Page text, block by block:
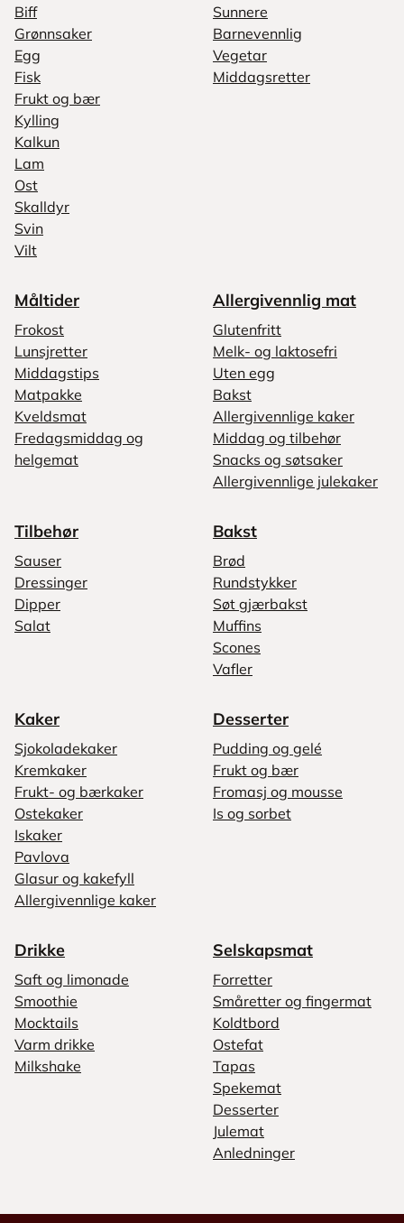
Biff
Grønnsaker
Egg
Fisk
Frukt og bær
Kylling
Kalkun
Lam
Ost
Skalldyr
Svin
Vilt
Sunnere
Barnevennlig
Vegetar
Middagsretter
Måltider
Frokost
Lunsjretter
Middagstips
Matpakke
Kveldsmat
Fredagsmiddag og
helgemat
Allergivennlig mat
Glutenfritt
Melk- og laktosefri
Uten egg
Bakst
Allergivennlige kaker
Middag og tilbehør
Snacks og søtsaker
Allergivennlige julekaker
Tilbehør
Sauser
Dressinger
Dipper
Salat
Bakst
Brød
Rundstykker
Søt gjærbakst
Muffins
Scones
Vafler
Kaker
Sjokoladekaker
Kremkaker
Frukt- og bærkaker
Ostekaker
Iskaker
Pavlova
Glasur og kakefyll
Allergivennlige kaker
Desserter
Pudding og gelé
Frukt og bær
Fromasj og mousse
Is og sorbet
Drikke
Saft og limonade
Smoothie
Mocktails
Varm drikke
Milkshake
Selskapsmat
Forretter
Småretter og fingermat
Koldtbord
Ostefat
Tapas
Spekemat
Desserter
Julemat
Anledninger